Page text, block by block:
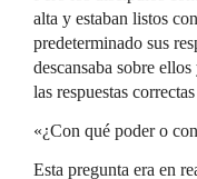
alta y estaban listos
predeterminado sus
descansaba sobre
las respuestas
«¿Con qué poder o
Esta pregunta era en